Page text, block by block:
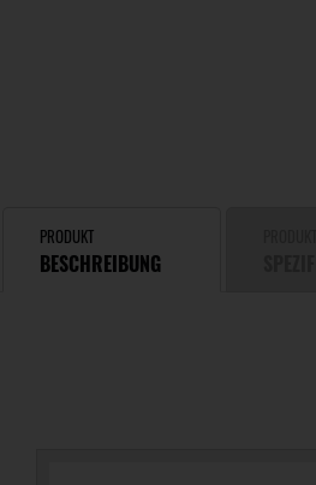
PRODUKT
BESCHREIBUNG